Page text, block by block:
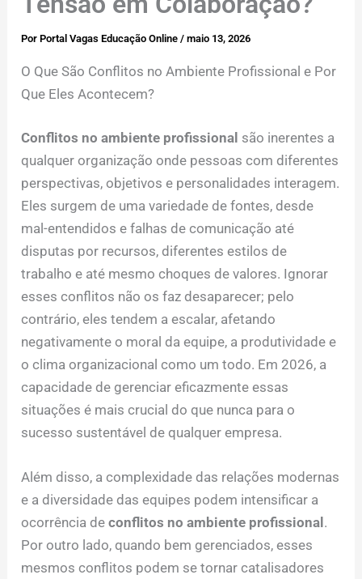
PorPortal Vagas Educação Online/maio 13, 2026
O Que São Conflitos no Ambiente Profissional e Por
Que Eles Acontecem?
Conflitos no ambiente profissional são inerentes a
qualquer organização onde pessoas com diferentes
perspectivas, objetivos e personalidades interagem.
Eles surgem de uma variedade de fontes, desde
mal-entendidos e falhas de comunicação até
disputas por recursos, diferentes estilos de
trabalho e até mesmo choques de valores. Ignorar
esses conflitos não os faz desaparecer; pelo
contrário, eles tendem a escalar, afetando
negativamente o moral da equipe, a produtividade e
o clima organizacional como um todo. Em 2026, a
capacidade de gerenciar eficazmente essas
situações é mais crucial do que nunca para o
sucesso sustentável de qualquer empresa.
Além disso, a complexidade das relações modernas
e a diversidade das equipes podem intensificar a
ocorrência deconflitos no ambiente profissional.
Por outro lado, quando bem gerenciados, esses
mesmos conflitos podem se tornar catalisadores